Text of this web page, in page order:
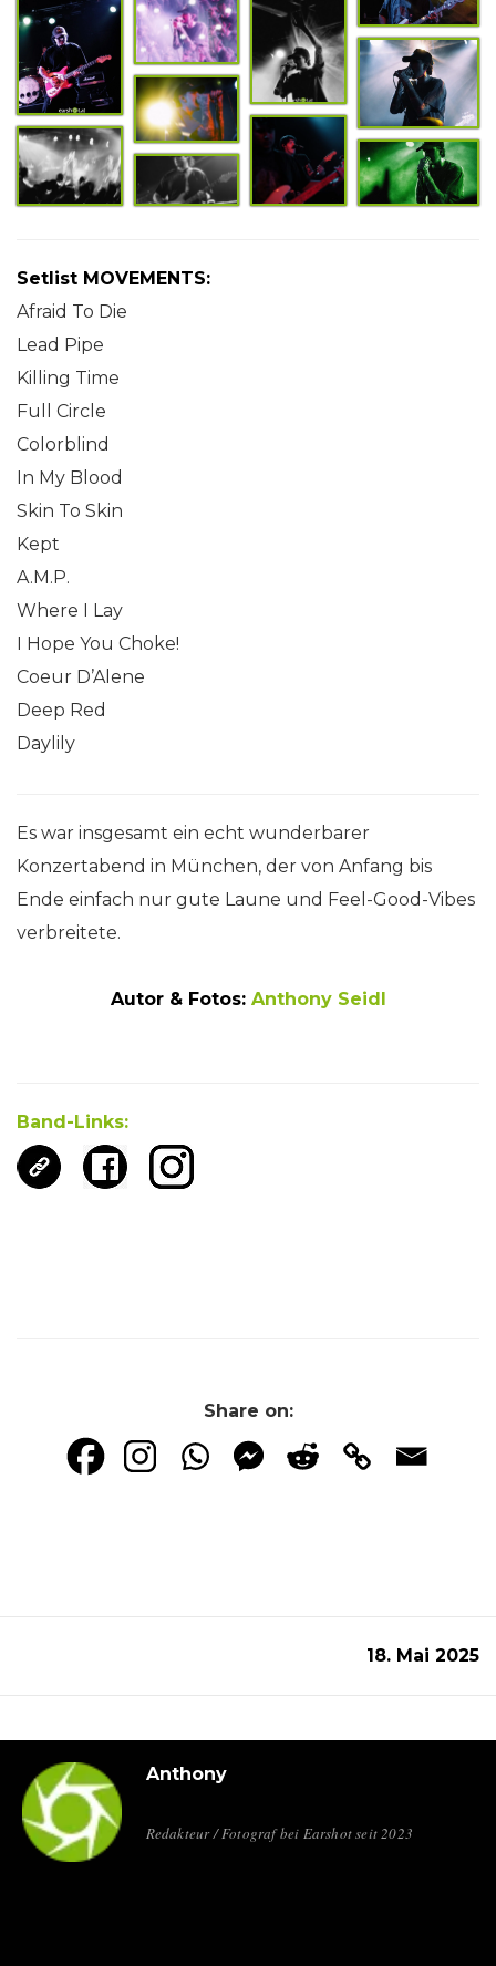
Setlist MOVEMENTS:
Afraid To Die
Lead Pipe
Killing Time
Full Circle
Colorblind
In My Blood
Skin To Skin
Kept
A.M.P.
Where I Lay
I Hope You Choke!
Coeur D’Alene
Deep Red
Daylily
Es war insgesamt ein echt wunderbarer
Konzertabend in München, der von Anfang bis
Ende einfach nur gute Laune und Feel-Good-Vibes
verbreitete.
Autor & Fotos: Anthony Seidl
Band-Links:
Share on:
18. Mai 2025
Anthony
Redakteur / Fotograf bei Earshot seit 2023